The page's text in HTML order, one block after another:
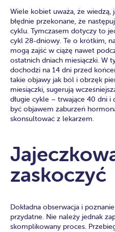
Wiele kobiet uważa, że
błędnie przekonane, że
cyklu. Tymczasem dotyczy to
cykl 28-dniowy. Te o krótkim,
mogą zajść w ciążę nawet
ostatnich dniach miesiączki. W
dochodzi na 14 dni przed
takie objawy jak ból i obrzęk
miesiączki, sugerują
długie cykle – trwające 40 dni i
być objawem zaburzeń
skonsultować z lekarzem.
zaskoczyć
Dokładna obserwacja i
przydatne. Nie należy jednak
skomplikowany proces.